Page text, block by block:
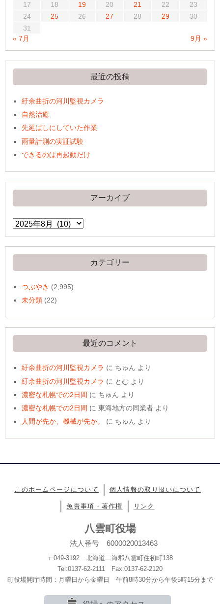
17
18 19 20 21 22
23
24
25 26 27 28 29
30
31
« 7月
9月 »
最近の投稿
紆余曲折の河川監視カメラ
自然治癒
先延ばしにしていた作業
雨量計測の実証試験
できるのは再起動だけ
アーカイブ
ア
ー
イ
ブ
カテゴリー
つぶやき (2,995)
未分類 (22)
最近のコメント
紆余曲折の河川監視カメラ に ちゅん より
紆余曲折の河川監視カメラ に とむ より
濃密な札幌での2日間 に ちゅん より
濃密な札幌での2日間 に東海地方の同業者 より
人間が先か、機械が先か。
に ちゅん より
このホームページについて 個人情報の取り扱いについて
免責事項・著作権 リンク
八雲町役場
法人番号 6000020013463
〒049-3192 北海道二海郡八雲町住初町138
Tel:0137-62-2111 Fax:0137-62-2120
町役場開庁時間：月曜日から金曜日 午前8時30分から午後5時15分まで